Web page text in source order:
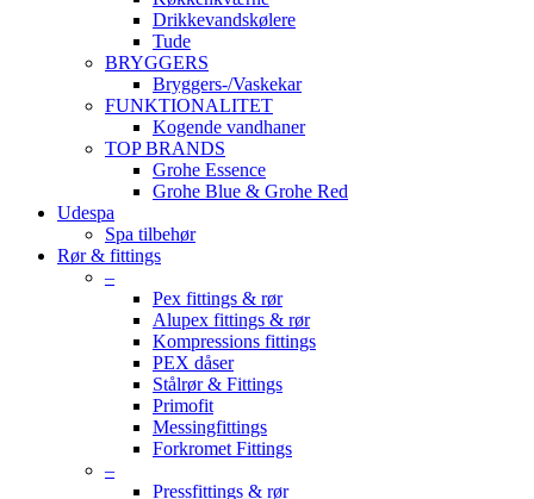
Drikkevandskølere
Tude
BRYGGERS
Bryggers-/Vaskekar
FUNKTIONALITET
Kogende vandhaner
TOP BRANDS
Grohe Essence
Grohe Blue & Grohe Red
Udespa
Spa tilbehør
Rør & fittings
–
Pex fittings & rør
Alupex fittings & rør
Kompressions fittings
PEX dåser
Stålrør & Fittings
Primofit
Messingfittings
Forkromet Fittings
–
Pressfittings & rør